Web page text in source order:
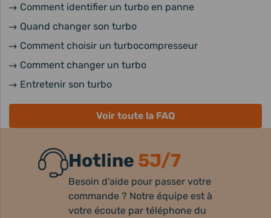
Comment identifier un turbo en panne
Quand changer son turbo
Comment choisir un turbocompresseur
Comment changer un turbo
Entretenir son turbo
Voir toute la FAQ
Hotline 5J/7
Besoin d'aide pour passer votre
commande ? Notre équipe est à
votre écoute par téléphone du